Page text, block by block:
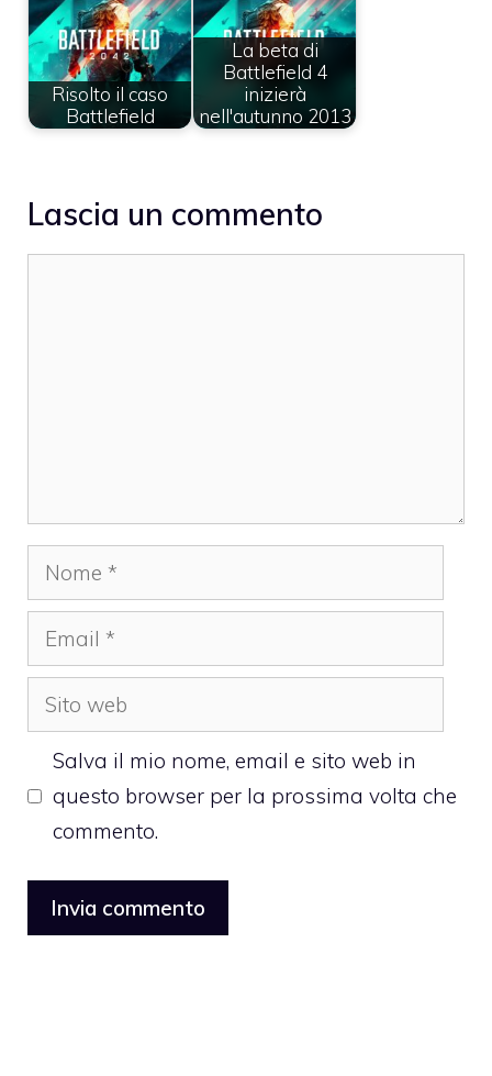
Risolto il caso
Battlefield
La beta di
Battlefield 4
inizierà
nell'autunno 2013
Lascia un commento
Nome
Email
Sito
web
Salva il mio nome, email e sito web in
questo browser per la prossima volta che
commento.